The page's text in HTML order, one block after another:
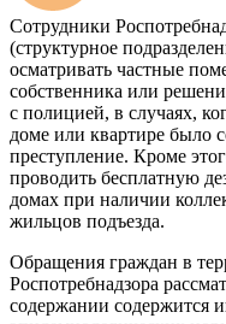
Сотрудники
(структурное
осматривать частные
собственника или
с полицией, в случаях,
доме или квартире было
преступление. Кроме
проводить бесплатную
домах при наличии
жильцов подъезда.
Обращения граждан в
Роспотребнадзора
содержании содержится